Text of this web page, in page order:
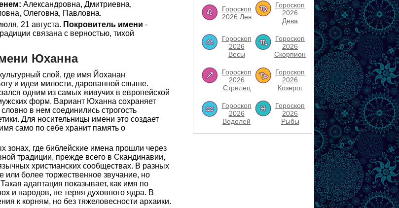
Александровна, Дмитриевна,
Олеговна, Павловна.
21 августа. Покровитель имени -
связана с верностью, тихой
Юханна
слой, где имя Йоханан
и идеи милости, дарованной свыше.
одним из самых живучих в европейской
форм. Вариант Юханна сохраняет
в нем соединились строгость
Для носительницы имени это создает
само по себе хранит память о
зонах, где библейские имена прошли через
традиции, прежде всего в Скандинавии,
христианских сообществах. В разных
или более торжественное звучание, но
адаптация показывает, как имя по
и народов, не теряя духовного ядра. В
к корням, но без тяжеловесности архаики.
Гороскоп
2026 Лев
Гороскоп
2026
Дева
Гороскоп
2026
Весы
Гороскоп
2026
Скорпион
Гороскоп
2026
Стрелец
Гороскоп
2026
Козерог
Гороскоп
2026
Водолей
Гороскоп
2026
Рыбы